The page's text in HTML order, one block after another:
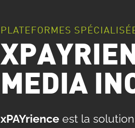
PLATEFORMES
MEDIA
xPAYrienceest la